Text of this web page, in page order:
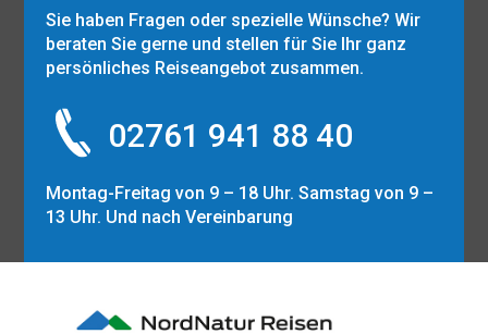
Sie haben Fragen oder spezielle Wünsche? Wir
beraten Sie gerne und stellen für Sie Ihr ganz
persönliches Reiseangebot zusammen.
02761 941 88 40
Montag-Freitag von 9 – 18 Uhr. Samstag von 9 –
13 Uhr. Und nach Vereinbarung